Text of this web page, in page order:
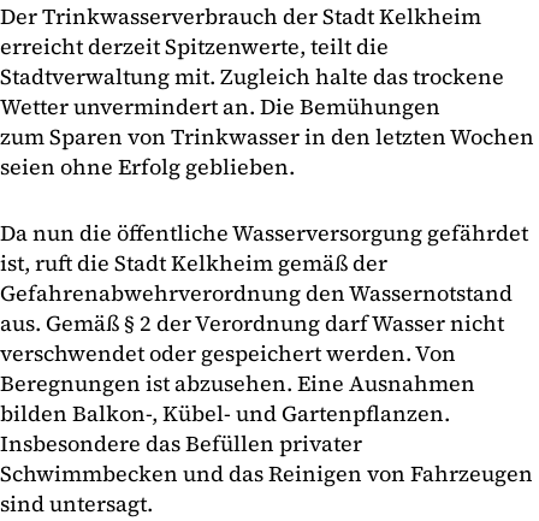
Der Trinkwasserverbrauch der Stadt Kelkheim
erreicht derzeit Spitzenwerte, teilt die
Stadtverwaltung mit. Zugleich halte das trockene
Wetter unvermindert an. Die Bemühungen
zum Sparen von Trinkwasser in den letzten Wochen
seien ohne Erfolg geblieben.
Da nun die öffentliche Wasserversorgung gefährdet
ist, ruft die Stadt Kelkheim gemäß der
Gefahrenabwehrverordnung den Wassernotstand
aus. Gemäß § 2 der Verordnung darf Wasser nicht
verschwendet oder gespeichert werden. Von
Beregnungen ist abzusehen. Eine Ausnahmen
bilden Balkon-, Kübel- und Gartenpflanzen.
Insbesondere das Befüllen privater
Schwimmbecken und das Reinigen von Fahrzeugen
sind untersagt.